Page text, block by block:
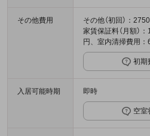
その他費用
その他（初回）：
家賃保証料（月額）
円、室内清掃費用：
初期
入居可能時期 即時
空室